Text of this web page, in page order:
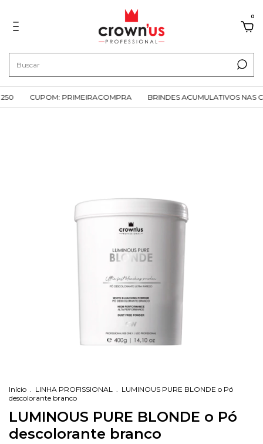
0
CUPOM: PRIMEIRACOMPRA BRINDES ACUMULATIVOS NAS
Início . LINHA PROFISSIONAL . LUMINOUS PURE BLONDE o Pó
descolorante branco
LUMINOUS PURE BLONDE o Pó
descolorante branco